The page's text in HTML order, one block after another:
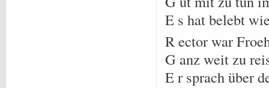
E s hat belebt
R ector war
G anz weit zu
E r sprach über